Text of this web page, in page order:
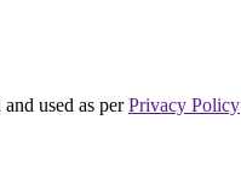
used as perPrivacy Policy